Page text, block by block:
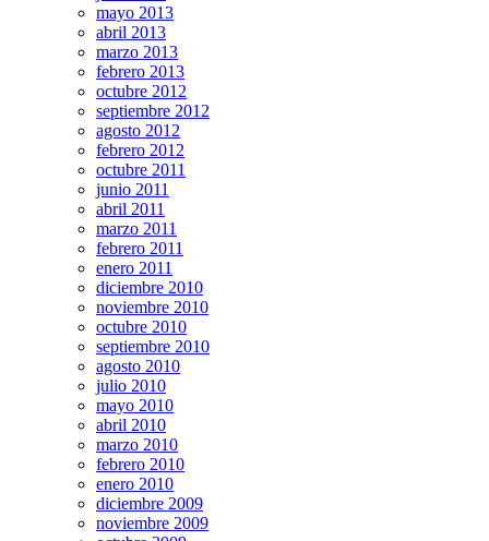
mayo 2013
abril 2013
marzo 2013
febrero 2013
octubre 2012
septiembre 2012
agosto 2012
febrero 2012
octubre 2011
junio 2011
abril 2011
marzo 2011
febrero 2011
enero 2011
diciembre 2010
noviembre 2010
octubre 2010
septiembre 2010
agosto 2010
julio 2010
mayo 2010
abril 2010
marzo 2010
febrero 2010
enero 2010
diciembre 2009
noviembre 2009